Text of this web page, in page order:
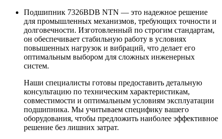
Подшипник 7326BDB NTN — это надежное решение
для промышленных механизмов, требующих точности и
долговечности. Изготовленный по строгим стандартам,
он обеспечивает стабильную работу в условиях
повышенных нагрузок и вибраций, что делает его
оптимальным выбором для сложных инженерных
систем.
Наши специалисты готовы предоставить детальную
консультацию по техническим характеристикам,
совместимости и оптимальным условиям эксплуатации
подшипника. Мы учитываем специфику вашего
оборудования, чтобы предложить наиболее эффективное
решение без лишних затрат.